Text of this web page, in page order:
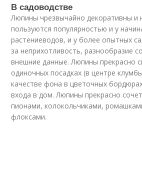
В садоводстве
Люпины чрезвычайно декоративны и
пользуются популярностью и у
растениеводов, и у более опытных
за неприхотливость, разнообразие
внешние данные. Люпины прекрасно
одиночных посадках (в центре
качестве фона в цветочных
входа в дом. Люпины прекрасно
пионами, колокольчиками,
флоксами.